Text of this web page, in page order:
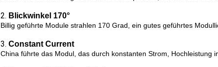
2. Blickwinkel 170°
Billig geführte Module strahlen 170 Grad, ein gutes geführtes
3. Constant Current
China führte das Modul, das durch konstanten Strom, Hochleistung